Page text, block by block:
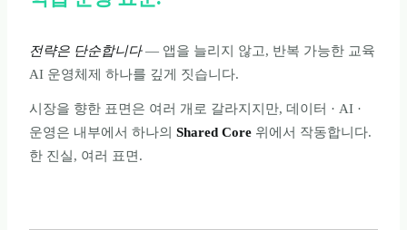
전략은 단순합니다— 앱을 늘리지 않고, 반복 가능한 교육
AI 운영체제 하나를 깊게 짓습니다.
시장을 향한 표면은 여러 개로 갈라지지만, 데이터 · AI ·
운영은 내부에서 하나의 Shared Core 위에서 작동합니다.
한 진실, 여러 표면.